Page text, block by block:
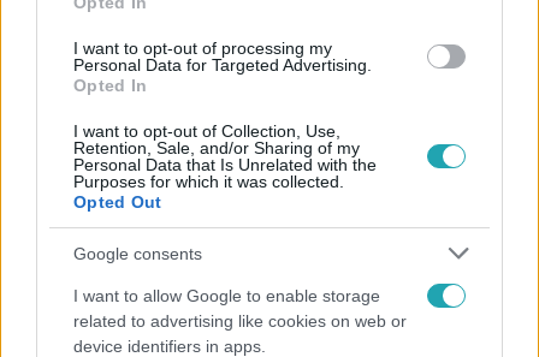
I want to opt-out of processing my
Personal Data for Targeted Advertising.
Opted In
I want to opt-out of Collection, Use,
Retention, Sale, and/or Sharing of my
Personal Data that Is Unrelated with the
Purposes for which it was collected.
Opted Out
Google consents
I want to allow Google to enable storage
related to advertising like cookies on web or
device identifiers in apps.
Népszerű